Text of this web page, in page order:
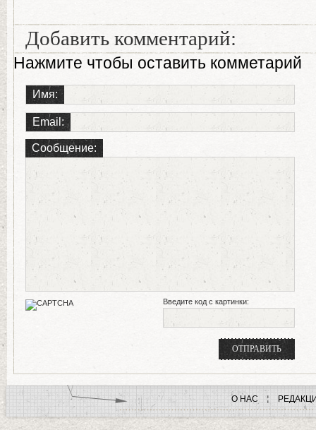
Добавить комментарий:
Нажмите чтобы оставить комметарий
Имя:
Email:
Сообщение:
Введите код с картинки:
О НАС